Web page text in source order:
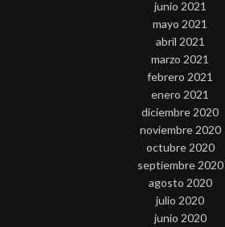
junio 2021
mayo 2021
abril 2021
marzo 2021
febrero 2021
enero 2021
diciembre 2020
noviembre 2020
octubre 2020
septiembre 2020
agosto 2020
julio 2020
junio 2020